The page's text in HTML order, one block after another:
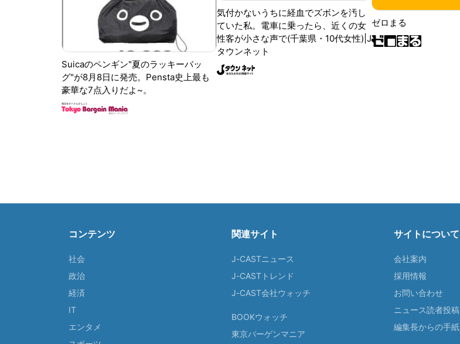
Suicaのペンギン"夏のラッキーバッ
グ"が8月8日に発売。Pensta史上最も
豪華な7点入りだよ~。
気付かないうちに経血でズボンを汚し
ていた私。電車に乗ったら、近くの女
性客が小さな声で(千葉県・10代女性)|J
タウンネット
ゼロまる
コンテンツ
社会
政治
経済
IT
エンタメ
関連サイト
J-CASTニュース
J-CASTトレンド
J-CAST会社ウォッチ
BOOKウォッチ
東京バーゲンマニア
サイトについて
会社案内
採用情報
お問い合わせ
ニュース読者投稿
編集長からの手紙